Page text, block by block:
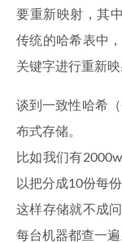
要重新映射，其
传统的哈希表中
关键字进行重新映
谈到一致性哈希
布式存储。
比如我们有
以把分成10份每
这样存储就不成
每台机器都查一遍